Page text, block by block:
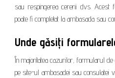
sau respingerea cererii dvs. Acest
poate fi completat la ambasada sau
Unde găsiți
În majoritatea cazurilor, formularul
pe site-ul ambasadei sau consulatei